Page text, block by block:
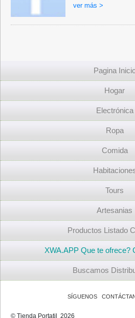
ver más >
Pagina
Hogar
Electrónica
Ropa
Comida
Tours
Artesanias
Productos Listado
XWA.APP Que te ofrece?
Buscamos
SÍGUENOS
© Tienda Portatil 2026